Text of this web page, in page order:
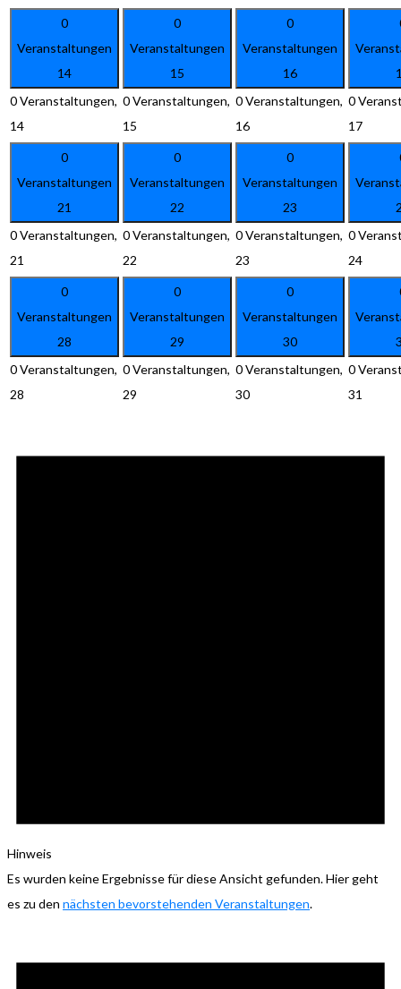
0
Veranstaltungen
14
0 Veranstaltungen,
14
0
Veranstaltungen
15
0 Veranstaltungen,
15
0
Veranstaltungen
16
0 Veranstaltungen,
16
0
17
0
Veranstaltungen
21
0 Veranstaltungen,
21
0
Veranstaltungen
22
0 Veranstaltungen,
22
0
Veranstaltungen
23
0 Veranstaltungen,
23
0
24
0
Veranstaltungen
28
0 Veranstaltungen,
28
0
Veranstaltungen
29
0 Veranstaltungen,
29
0
Veranstaltungen
30
0 Veranstaltungen,
30
0
31
Hinweis
Es wurden keine Ergebnisse für diese Ansicht gefunden. Hier geht
es zu den nächsten bevorstehenden Veranstaltungen.